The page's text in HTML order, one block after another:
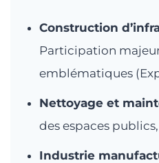
Construction
Participation
emblématiques
Nettoyage et
des espaces
Industrie